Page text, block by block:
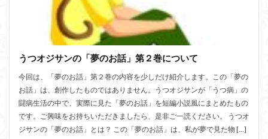
うつオジサンの「夢のお話」第２巻について
今回は、「夢のお話」第２巻の内容を少しだけ紹介します。この「夢の
お話」は、創作したものではありません。うつオジサンが「うつ病」の
闘病生活の中で、実際に見た「夢のお話」を短編小説風にまとめたもの
です。ご興味をお持ちいただきましたら、是非ご一読ください。 うつオ
ジサンの「夢のお話」とは？ この「夢のお話」は、私が夢で見た物 […]